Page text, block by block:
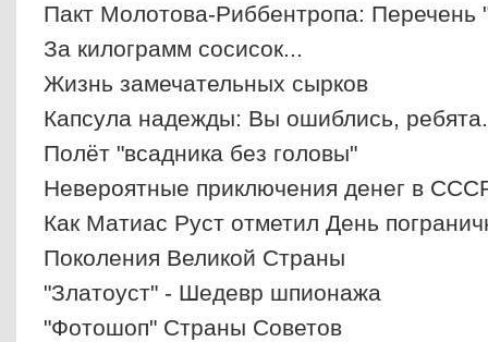
Пакт Молотова-Риббентропа: Перечень
За килограмм сосисок...
Жизнь замечательных сырков
Капсула надежды: Вы ошиблись,
Полёт "всадника без головы"
Невероятные приключения денег в
Как Матиас Руст отметил День
Поколения Великой Страны
"Златоуст" - Шедевр шпионажа
"Фотошоп" Страны Советов